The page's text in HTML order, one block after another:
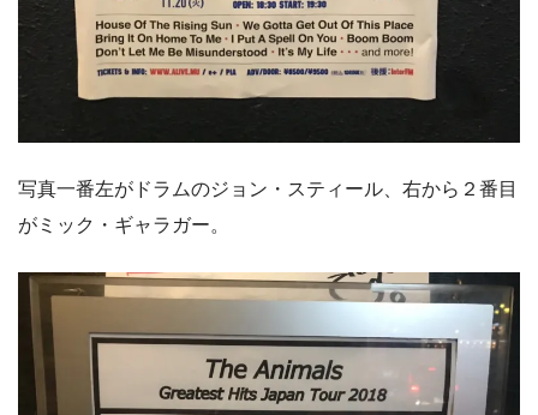
写真一番左がドラムのジョン・スティール、右から２番目
がミック・ギャラガー。